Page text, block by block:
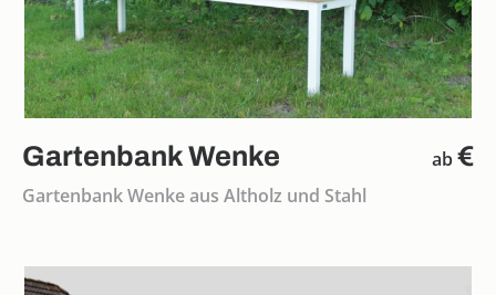
Gartenbank Wenke ab€
Gartenbank Wenke aus Altholz und Stahl